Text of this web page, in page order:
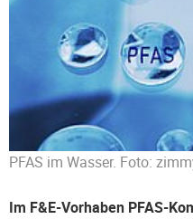
PFAS im Wasser. Foto:
Im F&E-Vorhaben PFAS-